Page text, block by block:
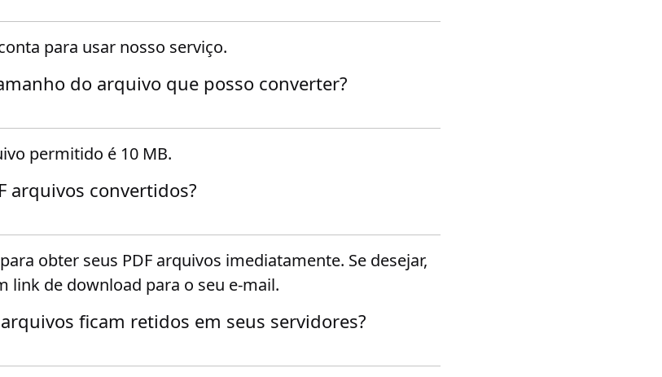
para usar nosso serviço.
do arquivo que posso converter?
permitido é 10 MB.
arquivos convertidos?
obter seus PDF arquivos imediatamente. Se desejar,
link de download para o seu e-mail.
ficam retidos em seus servidores?